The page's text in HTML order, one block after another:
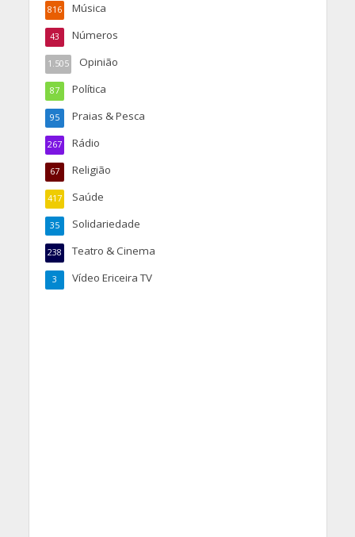
Música
816
Números
43
Opinião
1.505
Política
87
Praias & Pesca
95
Rádio
267
Religião
67
Saúde
417
Solidariedade
35
Teatro & Cinema
238
Vídeo Ericeira TV
3